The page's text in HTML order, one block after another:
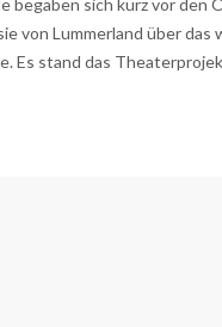
begaben sich kurz vor den
von Lummerland über das
Es stand das